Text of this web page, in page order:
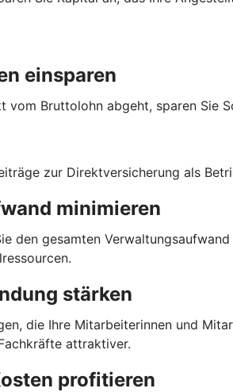
einsparen
vom Bruttolohn abgeht, sparen Sie
zur Direktversicherung als
minimieren
den gesamten
stärken
die Ihre Mitarbeiterinnen und
attraktiver.
profitieren